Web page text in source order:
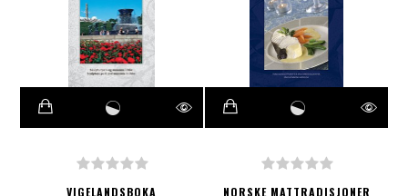
VIGELANDSBOKA NORSKE MATTRADISJONER